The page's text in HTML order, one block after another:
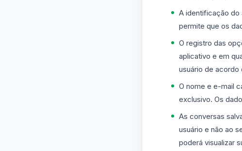
A identificação do
permite que os
O registro das
aplicativo e em
usuário de acordo
O nome e e-mail
exclusivo. Os
As conversas
usuário e não ao
poderá visualizar